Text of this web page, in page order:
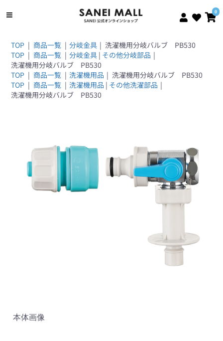
0
TOP | 商品一覧 | 分岐金具 | 洗濯機用分岐バルブ PB530
TOP | 商品一覧 | 分岐金具 | その他分岐部品 |
洗濯機用分岐バルブ PB530
TOP | 商品一覧 | 洗濯機用品 | 洗濯機用分岐バルブ PB530
TOP | 商品一覧 | 洗濯機用品 | その他洗濯部品 |
洗濯機用分岐バルブ PB530
本体画像